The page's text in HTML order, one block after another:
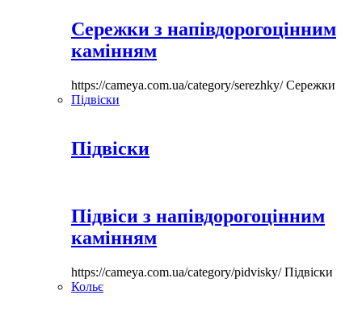
Сережки з напівдорогоцінним
камінням
https://cameya.com.ua/category/serezhky/Сережки
Підвіски
Підвіски
Підвіси з напівдорогоцінним
камінням
https://cameya.com.ua/category/pidvisky/Підвіски
Кольє